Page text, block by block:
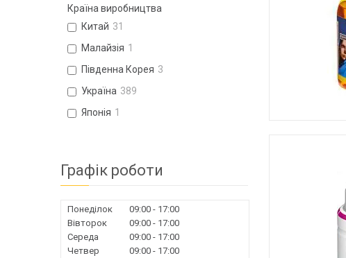
Країна виробництва
Китай 31
Малайзія 1
Південна Корея 3
Україна 389
Японія 1
Графік роботи
Понеділок 09:00
17:00
Вівторок
09:00
17:00
Середа
09:00
17:00
Четвер
09:00
17:00